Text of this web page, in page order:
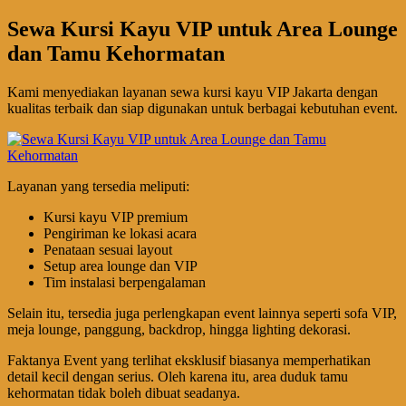
Sewa Kursi Kayu VIP untuk Area Lounge
dan Tamu Kehormatan
Kami menyediakan layanan sewa kursi kayu VIP Jakarta dengan
kualitas terbaik dan siap digunakan untuk berbagai kebutuhan event.
Layanan yang tersedia meliputi:
Kursi kayu VIP premium
Pengiriman ke lokasi acara
Penataan sesuai layout
Setup area lounge dan VIP
Tim instalasi berpengalaman
Selain itu, tersedia juga perlengkapan event lainnya seperti sofa VIP,
meja lounge, panggung, backdrop, hingga lighting dekorasi.
Faktanya Event yang terlihat eksklusif biasanya memperhatikan
detail kecil dengan serius. Oleh karena itu, area duduk tamu
kehormatan tidak boleh dibuat seadanya.